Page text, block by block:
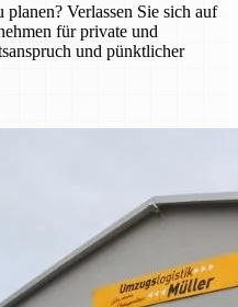
Verlassen Sie sich auf
für private und
und pünktlicher